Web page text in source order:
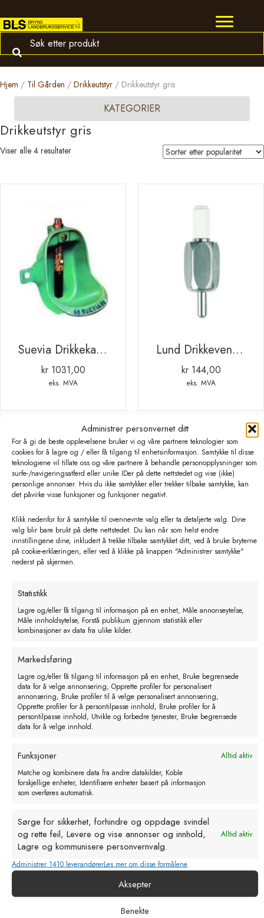
Administrer personvernet ditt
For å gi de beste opplevelsene bruker vi og våre partnere teknologier som
cookies for å lagre og / eller få tilgang til enhetsinformasjon. Samtykke til disse
teknologiene vil tillate oss og våre partnere å behandle personopplysninger som
surfe-/navigeringsatferd eller unike IDer på dette nettstedet og vise (ikke)
personlige annonser. Hvis du ikke samtykker eller trekker tilbake samtykke, kan
det påvirke visse funksjoner og funksjoner negativt.
Klikk nedenfor for å samtykke til ovennevnte valg eller ta detaljerte valg. Dine
valg blir bare brukt på dette nettstedet. Du kan når som helst endre
innstillingene dine, inkludert å trekke tilbake samtykket ditt, ved å bruke bryterne
på cookie-erklæringen, eller ved å klikke på knappen "Administrer samtykke"
nederst på skjermen.
Statistikk
Lagre og/eller få tilgang til informasjon på en enhet, Måle annonseytelse,
Måle innholdsytelse, Forstå publikum gjennom statistikk eller
kombinasjoner av data fra ulike kilder.
Markedsføring
Lagre og/eller få tilgang til informasjon på en enhet, Bruke begrensede
data for å velge annonsering, Opprette profiler for personalisert
annonsering, Bruke profiler til å velge personalisert annonsering,
Opprette profiler for å persontilpasse innhold, Bruke profiler for å
persontilpasse innhold, Utvikle og forbedre tjenester, Bruke begrensede
data for å velge innhold.
Funksjoner
Alltid aktiv
Matche og kombinere data fra andre datakilder, Koble
forskjellige enheter, Identifisere enheter basert på informasjon
som overføres automatisk.
Sørge for sikkerhet, forhindre og oppdage svindel
og rette feil, Levere og vise annonser og innhold,
Lagre og kommunisere personvernvalg.
Alltid aktiv
Administrer 1410 leverandørerLes mer om disse formålene
Aksepter
Benekte
Hjem / Til Gården / Drikkeutstyr / Drikkeutstyr gris
KATEGORIER
Drikkeutstyr gris
Viser alle 4 resultaterSortert
Suevia Drikkekar Type 96 grønnemaljert – rustfri ventil
kr1031,00
eks. MVA
Lund Drikkeventil type 13 1/2″ RF
kr144,00
eks. MVA
kr135,00
eks. MVA
kr151,00
eks. MVA
Kontakt
Telefonnummer
51 77 07 00
Epostadresse
post@bls-as.no
Hålandsveien 31, 4344 Bryne
Les mer om oss på Facebook
Åpningstider
Man – fredag: 07:30 - 16:00